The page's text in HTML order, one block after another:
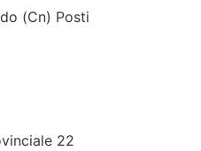
(Cn) Posti
22